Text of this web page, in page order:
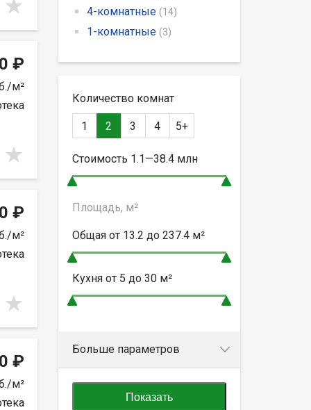
₽
м²
₽
м²
₽
м²
4-комнатные (14)
1-комнатные (3)
Количество комнат
1 2 3 4 5+
Стоимость 1.1—38.4млн
Площадь, м²
Общая от 13.2 до 237.4м²
Кухня от 5 до 30м²
Больше параметров
Показать